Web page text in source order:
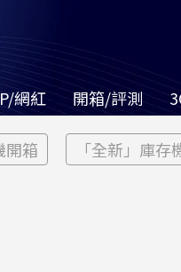
網紅 開箱/評測
開箱 「全新」庫存